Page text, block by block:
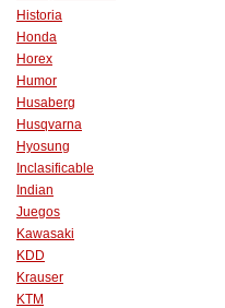
Historia
Honda
Horex
Humor
Husaberg
Husqvarna
Hyosung
Inclasificable
Indian
Juegos
Kawasaki
KDD
Krauser
KTM